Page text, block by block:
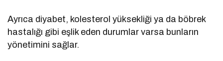
Ayrıca diyabet, kolesterol yüksekliği ya da böbrek
hastalığı gibi eşlik eden durumlar varsa bunların
yönetimini sağlar.